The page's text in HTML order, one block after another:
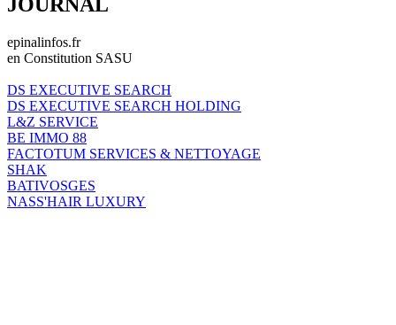
epinalinfos.fr
en Constitution SASU
DS EXECUTIVE SEARCH
DS EXECUTIVE SEARCH HOLDING
L&Z SERVICE
BE IMMO 88
FACTOTUM SERVICES & NETTOYAGE
SHAK
BATIVOSGES
NASS'HAIR LUXURY